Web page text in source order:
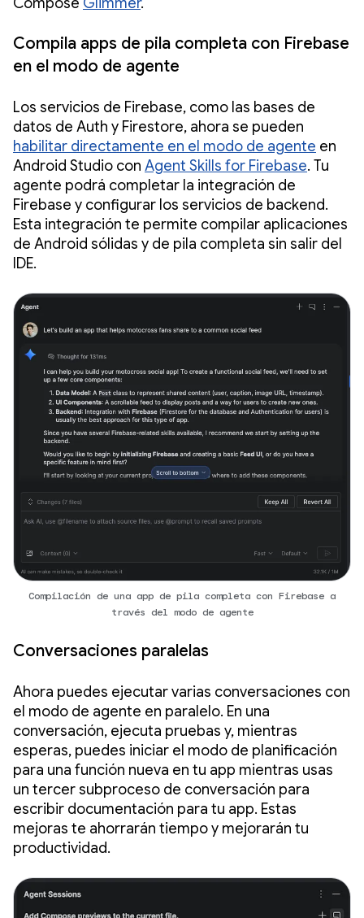
Compila apps de pila completa con Firebase
en el modo de agente
Los servicios de Firebase, como las bases de
datos de Auth y Firestore, ahora se pueden
habilitar directamente en el modo de agente en
Android Studio con Agent Skills for Firebase. Tu
agente podrá completar la integración de
Firebase y configurar los servicios de backend.
Esta integración te permite compilar aplicaciones
de Android sólidas y de pila completa sin salir del
IDE.
Compilación de una app de pila completa con Firebase a
través del modo de agente
Conversaciones paralelas
Ahora puedes ejecutar varias conversaciones con
el modo de agente en paralelo. En una
conversación, ejecuta pruebas y, mientras
esperas, puedes iniciar el modo de planificación
para una función nueva en tu app mientras usas
un tercer subproceso de conversación para
escribir documentación para tu app. Estas
mejoras te ahorrarán tiempo y mejorarán tu
productividad.